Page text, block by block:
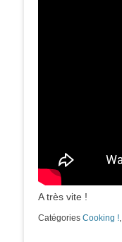
A très vite !
Catégories Cooking !,